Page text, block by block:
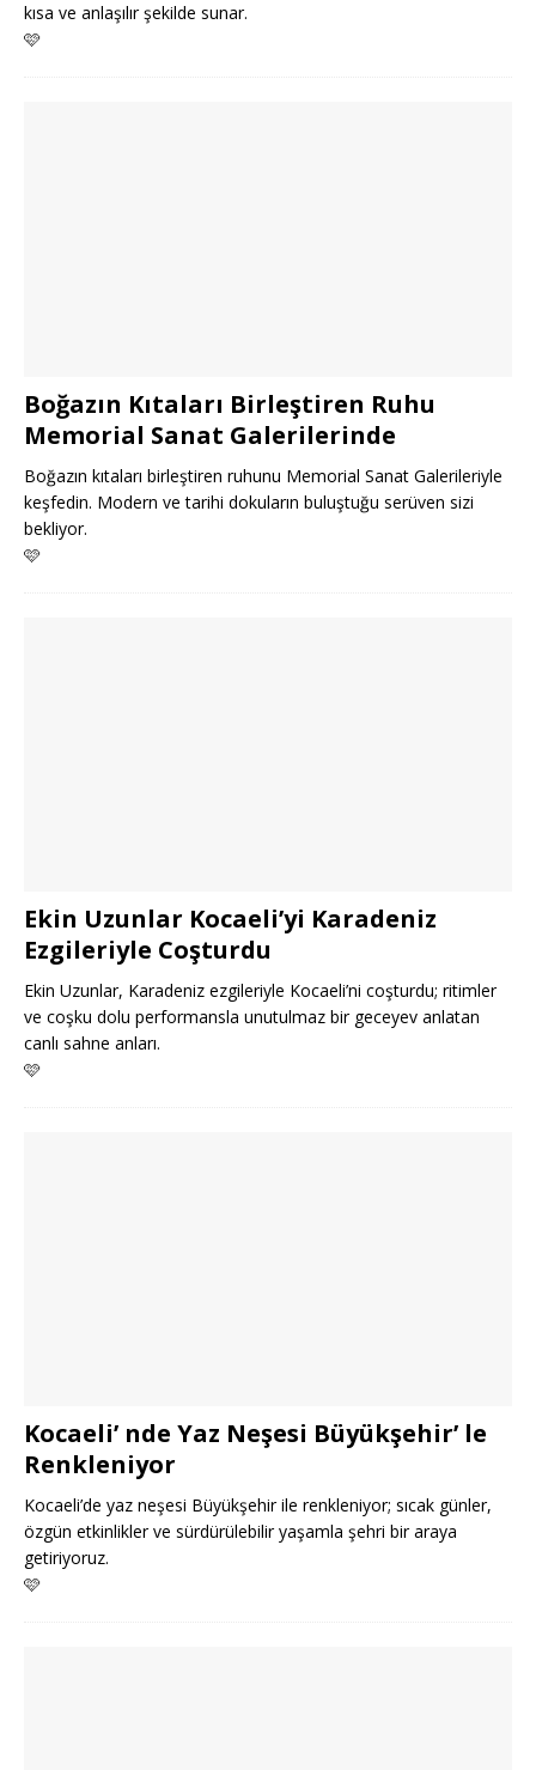
kısa ve anlaşılır şekilde sunar.
🩷
Boğazın Kıtaları Birleştiren Ruhu
Memorial Sanat Galerilerinde
Boğazın kıtaları birleştiren ruhunu Memorial Sanat Galerileriyle
keşfedin. Modern ve tarihi dokuların buluştuğu serüven sizi
bekliyor.
🩷
Ekin Uzunlar Kocaeli’yi Karadeniz
Ezgileriyle Coşturdu
Ekin Uzunlar, Karadeniz ezgileriyle Kocaeli’ni coşturdu; ritimler
ve coşku dolu performansla unutulmaz bir geceyev anlatan
canlı sahne anları.
🩷
Kocaeli’ nde Yaz Neşesi Büyükşehir’ le
Renkleniyor
Kocaeli’de yaz neşesi Büyükşehir ile renkleniyor; sıcak günler,
özgün etkinlikler ve sürdürülebilir yaşamla şehri bir araya
getiriyoruz.
🩷